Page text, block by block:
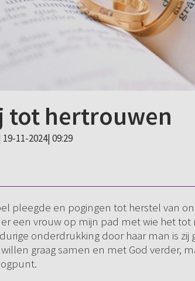
tot hertrouwen
19-11-2024| 09:29
pleegde en pogingen tot herstel van
een vrouw op mijn pad met wie het tot
onderdrukking door haar man is
graag samen en met God verder,